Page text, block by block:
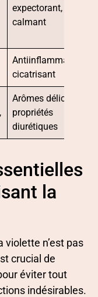
expectorant,
calmant
Antiinflammatoire,
cicatrisant
Arômes délicats,
propriétés
diurétiques
la
n’est pas
crucial de
éviter tout
indésirables.